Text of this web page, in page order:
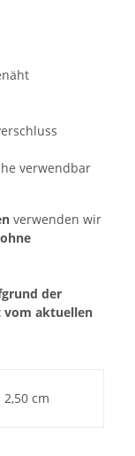
verwendbar
verwenden wir
der
vom aktuellen
2,50 cm